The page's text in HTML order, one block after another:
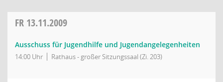
FR 13.11.2009
Ausschuss für Jugendhilfe und Jugendangelegenheiten
14:00 Uhr Rathaus - großer Sitzungssaal (Zi. 203)